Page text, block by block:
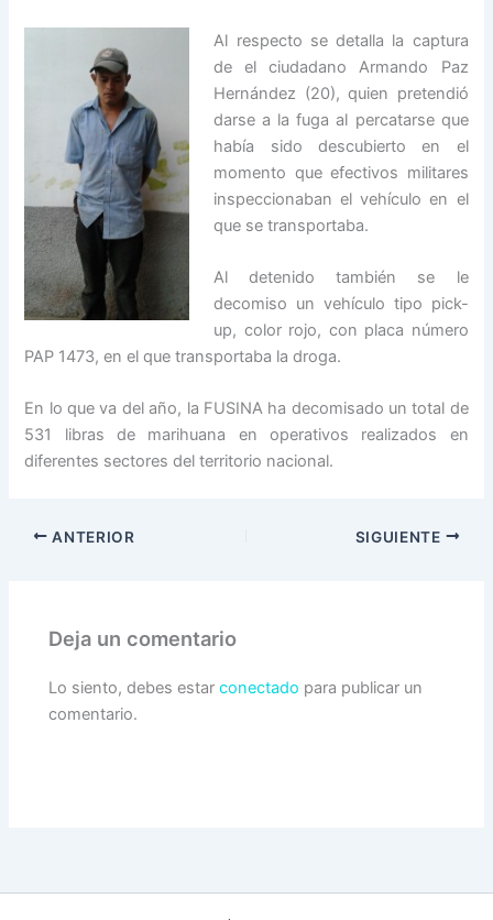
Al respecto se detalla la captura
de el ciudadano Armando Paz
Hernández (20), quien pretendió
darse a la fuga al percatarse que
había sido descubierto en el
momento que efectivos militares
inspeccionaban el vehículo en el
que se transportaba.
Al detenido también se le
decomiso un vehículo tipo pick-
up, color rojo, con placa número
PAP 1473, en el que transportaba la droga.
En lo que va del año, la FUSINA ha decomisado un total de
531 libras de marihuana en operativos realizados en
diferentes sectores del territorio nacional.
ANTERIOR SIGUIENTE
Deja un comentario
Lo siento, debes estarconectado para publicar un
comentario.